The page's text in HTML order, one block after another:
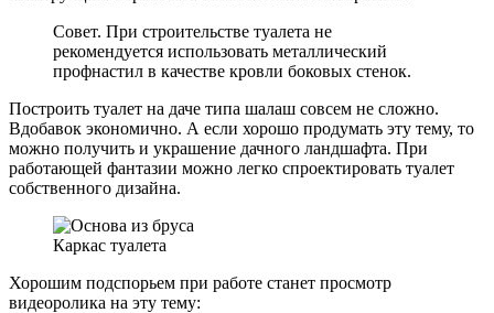
Совет. При строительстве туалета не
рекомендуется использовать металлический
профнастил в качестве кровли боковых стенок.
Построить туалет на даче типа шалаш совсем не сложно.
Вдобавок экономично. А если хорошо продумать эту тему, то
можно получить и украшение дачного ландшафта. При
работающей фантазии можно легко спроектировать туалет
собственного дизайна.
Каркас туалета
Хорошим подспорьем при работе станет просмотр
видеоролика на эту тему: